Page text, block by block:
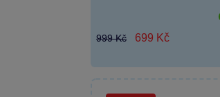
999 Kč
699 Kč